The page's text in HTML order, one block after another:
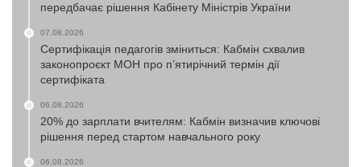
передбачає рішення Кабінету Міністрів України
07.08.2026
Сертифікація педагогів зміниться: Кабмін схвалив
законопроєкт МОН про п’ятирічний термін дії
сертифіката
06.08.2026
20% до зарплати вчителям: Кабмін визначив ключові
рішення перед стартом навчального року
06.08.2026